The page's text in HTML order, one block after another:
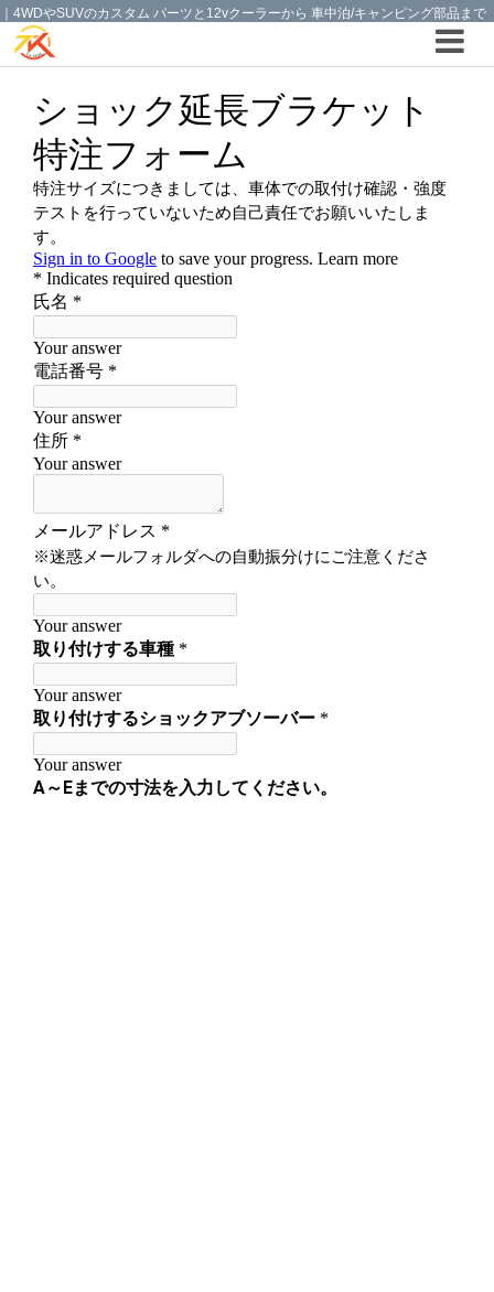
｜4WDやSUVのカスタム パーツと12vクーラーから 車中泊/キャンピング部品まで
ご提案の T.K TECH 埼玉